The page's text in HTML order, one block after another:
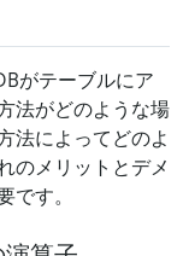
がテーブルにア
法がどのような場
法によってどのよ
のメリットとデメ
です。